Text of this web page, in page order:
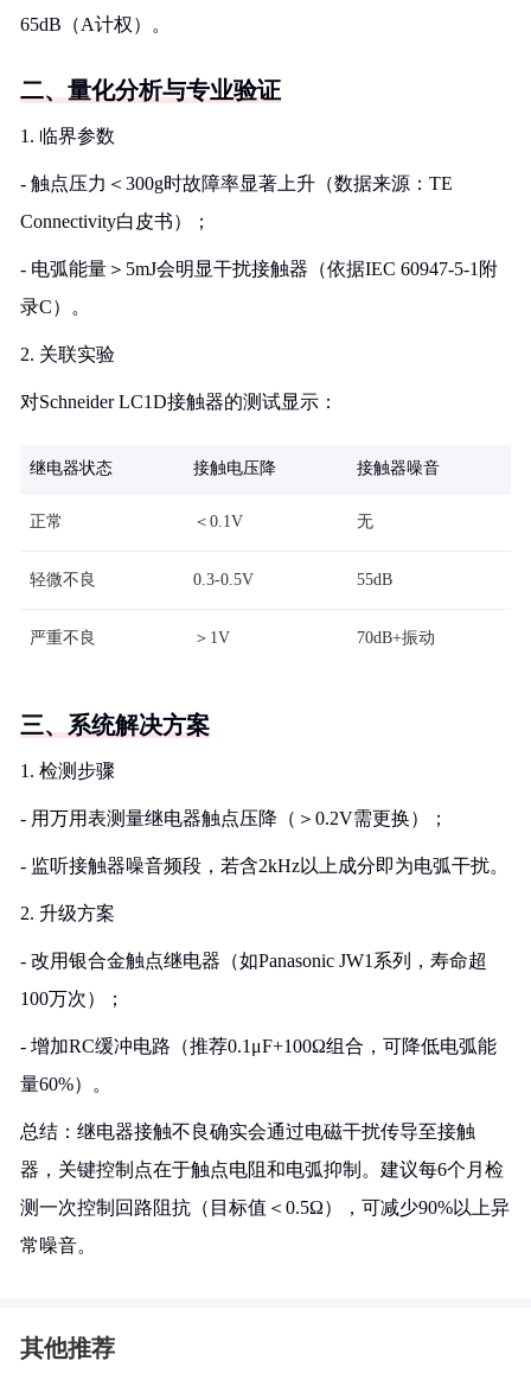
65dB（A计权）。
二、量化分析与专业验证
1. 临界参数
- 触点压力＜300g时故障率显著上升（数据来源：TE
Connectivity白皮书）；
- 电弧能量＞5mJ会明显干扰接触器（依据IEC 60947-5-1附
录C）。
2. 关联实验
对Schneider LC1D接触器的测试显示：
继电器状态 接触电压降 接触器噪音
正常 ＜0.1V 无
轻微不良 0.3-0.5V 55dB
严重不良 ＞1V 70dB+振动
三、系统解决方案
1. 检测步骤
- 用万用表测量继电器触点压降（＞0.2V需更换）；
- 监听接触器噪音频段，若含2kHz以上成分即为电弧干扰。
2. 升级方案
- 改用银合金触点继电器（如Panasonic JW1系列，寿命超
100万次）；
- 增加RC缓冲电路（推荐0.1μF+100Ω组合，可降低电弧能
量60%）。
总结：继电器接触不良确实会通过电磁干扰传导至接触
器，关键控制点在于触点电阻和电弧抑制。建议每6个月检
测一次控制回路阻抗（目标值＜0.5Ω），可减少90%以上异
常噪音。
其他推荐